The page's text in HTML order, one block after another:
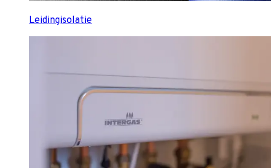
Leidingisolatie